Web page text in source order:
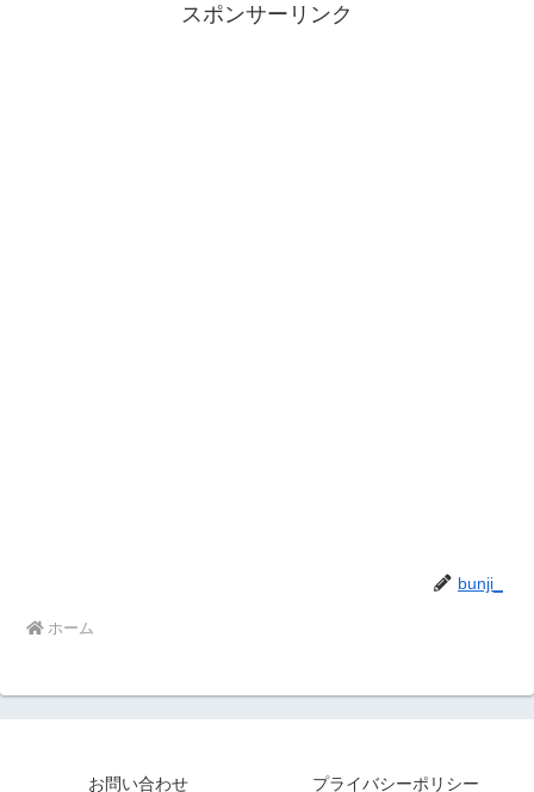
スポンサーリンク
bunji_
ホーム
お問い合わせ プライバシーポリシー